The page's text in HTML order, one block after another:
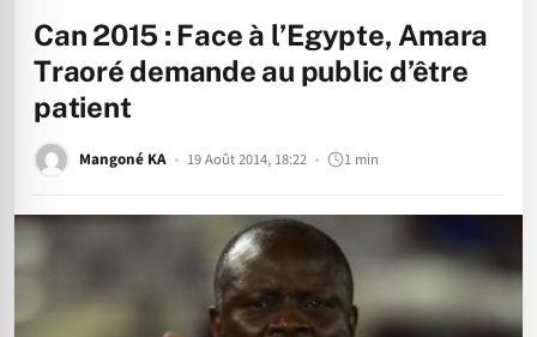
Can 2015 : Face à l’Egypte, Amara
Traoré demande au public d’être
patient
Mangoné KA 19 Août 2014, 18:22 1 min